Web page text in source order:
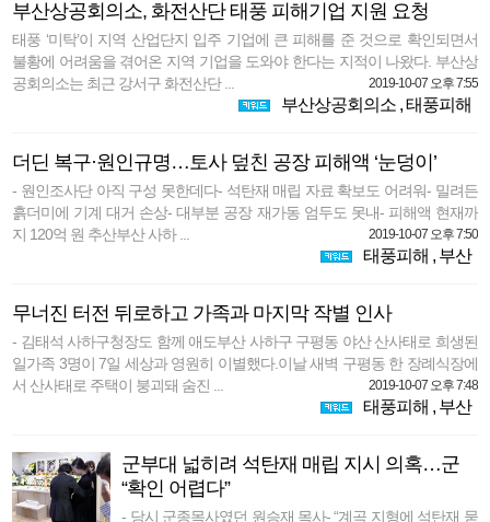
부산상공회의소, 화전산단 태풍 피해기업 지원 요청
태풍 ‘미탁’이 지역 산업단지 입주 기업에 큰 피해를 준 것으로 확인되면서
불황에 어려움을 겪어온 지역 기업을 도와야 한다는 지적이 나왔다. 부산상
공회의소는 최근 강서구 화전산단 ...
2019-10-07 오후 7:55
부산상공회의소,태풍피해
더딘 복구·원인규명…토사 덮친 공장 피해액 ‘눈덩이’
- 원인조사단 아직 구성 못한데다- 석탄재 매립 자료 확보도 어려워- 밀려든
흙더미에 기계 대거 손상- 대부분 공장 재가동 엄두도 못내- 피해액 현재까
지 120억 원 추산부산 사하 ...
2019-10-07 오후 7:50
태풍피해 , 부산
무너진 터전 뒤로하고 가족과 마지막 작별 인사
- 김태석 사하구청장도 함께 애도부산 사하구 구평동 야산 산사태로 희생된
일가족 3명이 7일 세상과 영원히 이별했다.이날 새벽 구평동 한 장례식장에
서 산사태로 주택이 붕괴돼 숨진 ...
2019-10-07 오후 7:48
태풍피해 , 부산
군부대 넓히려 석탄재 매립 지시 의혹…군
“확인 어렵다”
- 당시 군종목사였던 원승재 목사- “계곡 지형에 석탄재 묻